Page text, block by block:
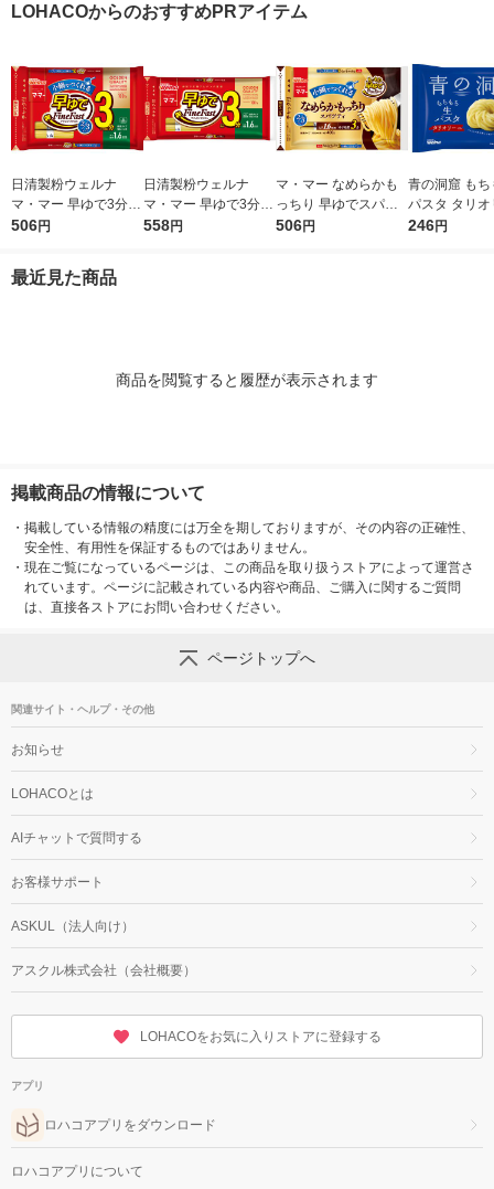
ン
メン
LOHACOからのおすすめPRアイテム
日清製粉ウェルナ
マ・マー 早ゆで3分ス
パゲティ2/3サイズ1.6
506円
日清製粉ウェルナ
マ・マー 早ゆで3分ス
パゲティ 1.6mm チャ
558円
マ・マー なめらかも
っちり 早ゆでスパゲ
ティ 2/3サイズ チャッ
506円
青の洞窟 もち
パスタ タリ
1袋（150g）
246円
最近見た商品
商品を閲覧すると履歴が表示されます
掲載商品の情報について
・ 掲載している情報の精度には万全を期しておりますが、その内容の正確性、
安全性、有用性を保証するものではありません。
・ 現在ご覧になっているページは、この商品を取り扱うストアによって運営さ
れています。ページに記載されている内容や商品、ご購入に関するご質問
は、直接各ストアにお問い合わせください。
ページトップへ
関連サイト・ヘルプ・その他
お知らせ
LOHACOとは
AIチャットで質問する
お客様サポート
ASKUL（法人向け）
アスクル株式会社（会社概要）
LOHACOをお気に入りストアに登録する
アプリ
ロハコアプリをダウンロード
ロハコアプリについて